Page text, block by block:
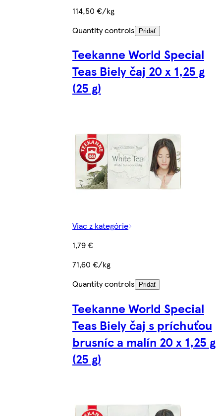
114,50 €/kg
Quantity controls
Pridať
Teekanne World Special
Teas Biely čaj 20 x 1,25 g
(25 g)
Viac z kategórie
1,79 €
71,60 €/kg
Quantity controls
Pridať
Teekanne World Special
Teas Biely čaj s príchuťou
brusníc a malín 20 x 1,25 g
(25 g)